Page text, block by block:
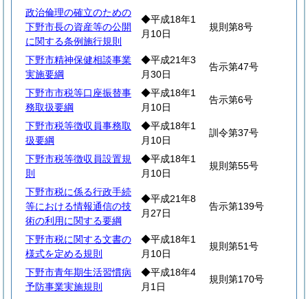
政治倫理の確立のための
下野市長の資産等の公開
に関する条例施行規則
◆平成18年1
月10日
規則第8号
下野市精神保健相談事業
実施要綱
◆平成21年3
月30日
告示第47号
下野市市税等口座振替事
務取扱要綱
◆平成18年1
月10日
告示第6号
下野市税等徴収員事務取
扱要綱
◆平成18年1
月10日
訓令第37号
下野市税等徴収員設置規
則
◆平成18年1
月10日
規則第55号
下野市税に係る行政手続
等における情報通信の技
術の利用に関する要綱
◆平成21年8
月27日
告示第139号
下野市税に関する文書の
様式を定める規則
◆平成18年1
月10日
規則第51号
下野市青年期生活習慣病
予防事業実施規則
◆平成18年4
月1日
規則第170号